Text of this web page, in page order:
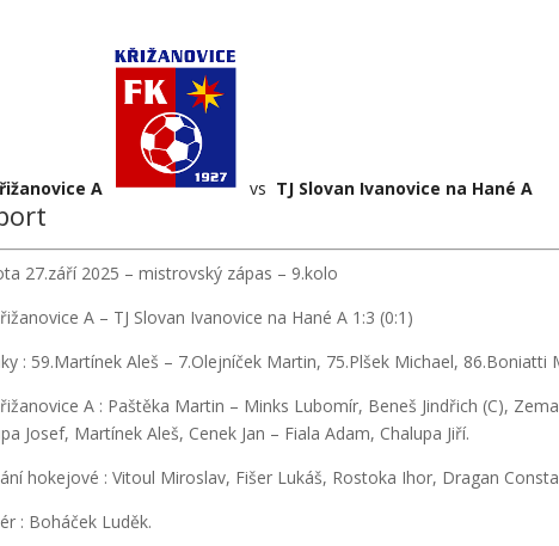
A vs TJ Slovan Ivanovice na Hané A
27.září 2025 – mistrovský zápas – 9.kolo
A – TJ Slovan Ivanovice na Hané A 1:3 (0:1)
: 59.Martínek Aleš – 7.Olejníček Martin, 75.Plšek Michael, 86.Boniatti
A : Paštěka Martin – Minks Lubomír, Beneš Jindřich (C),
Josef, Martínek Aleš, Cenek Jan – Fiala Adam, Chalupa Jiří.
hokejové : Vitoul Miroslav, Fišer Lukáš, Rostoka Ihor, Dragan
: Boháček Luděk.